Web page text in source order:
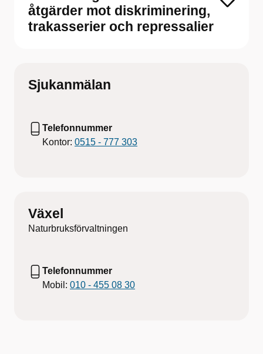
åtgärder mot diskriminering,
trakasserier och repressalier
Sjukanmälan
Telefonnummer
Kontor: 0515 - 777 303
Växel
Naturbruksförvaltningen
Telefonnummer
Mobil: 010 - 455 08 30